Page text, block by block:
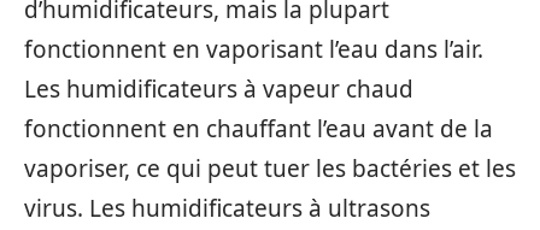
d’humidificateurs, mais la plupart
fonctionnent en vaporisant l’eau dans l’air.
Les humidificateurs à vapeur chaud
fonctionnent en chauffant l’eau avant de la
vaporiser, ce qui peut tuer les bactéries et les
virus. Les humidificateurs à ultrasons